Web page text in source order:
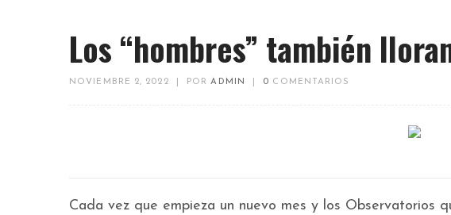
Los “hombres” también
NOVIEMBRE 2, 2022 PORADMIN 0 COMENTARIOS
Cada vez que empieza un nuevo mes y los Observatorios